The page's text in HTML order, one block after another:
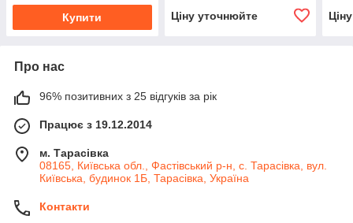
Купити Ціну уточнюйте
Про нас
96% позитивних з 25 відгуків за рік
Працює з 19.12.2014
м. Тарасівка
08165, Київська обл., Фастівський р-н, с. Тарасівка, вул.
Київська, будинок 1Б, Тарасівка, Україна
Контакти